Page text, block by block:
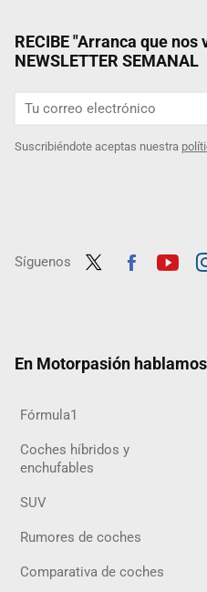
RECIBE "Arranca que nos
NEWSLETTER SEMANAL
Suscribiéndote aceptas nuestra
Síguenos
En Motorpasión
Fórmula1
Coches híbridos y
enchufables
SUV
Rumores de coches
Comparativa de coches